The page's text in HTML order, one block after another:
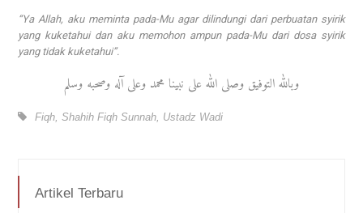
“Ya Allah, aku meminta pada-Mu agar dilindungi dari perbuatan syirik
yang kuketahui dan aku memohon ampun pada-Mu dari dosa syirik
yang tidak kuketahui”.
وبالله التوفيق وصلى الله على نبينا محمد وعلى آله وصحبه وسلم
Fiqh,Shahih Fiqh Sunnah, Ustadz Wadi
Artikel Terbaru